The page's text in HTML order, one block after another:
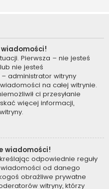
wiadomości!
Pierwsza – nie jesteś
nie jesteś
administrator witryny
na całej witrynie.
ci przesyłanie
więcej informacji,
wiadomości!
odpowiednie reguły
od danego
obraźliwe prywatne
witryny, którzy